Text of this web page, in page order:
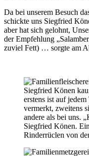
Da bei unserem Besuch
schickte uns Siegfried
aber hat sich gelohnt,
der Empfehlung
zuviel Fett) … sorgte am
Siegfried Könen
erstens ist auf
vermerkt, zweitens
andere als bei uns.
Siegfried Könen.
Rinderrüclen von